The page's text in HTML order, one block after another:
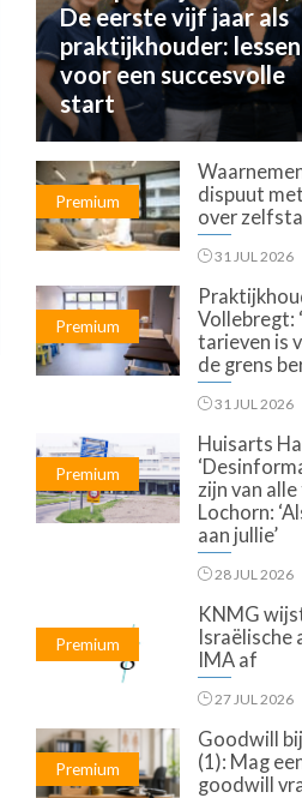
De eerste vijf jaar als
praktijkhouder: lessen
voor een succesvolle
start
Premium
dispuut
over
31 JUL 2026
Premium
Vollebregt:
tarieven is
de grens
31 JUL 2026
Premium
Huisarts
zijn van alle
Lochorn:
aan jullie’
28 JUL 2026
Premium
KNMG
IMA af
27 JUL 2026
Premium
Goodwill
(1): Mag
goodwill